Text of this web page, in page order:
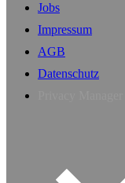
Jobs
Impressum
AGB
Datenschutz